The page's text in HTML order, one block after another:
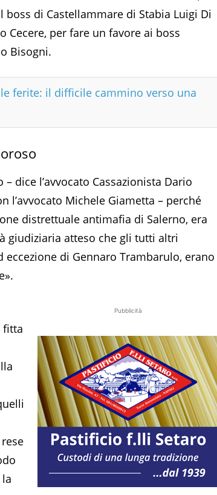
di Castellammare di Stabia Luigi Di
Cecere, per fare un favore ai boss
Bisogni.
ferite: il difficile cammino verso una
dice l’avvocato Cassazionista Dario
l’avvocato Michele Giametta – perché
distrettuale antimafia di Salerno, era
giudiziaria atteso che gli tutti altri
di Gennaro Trambarulo, erano
Pubblicità
fitta